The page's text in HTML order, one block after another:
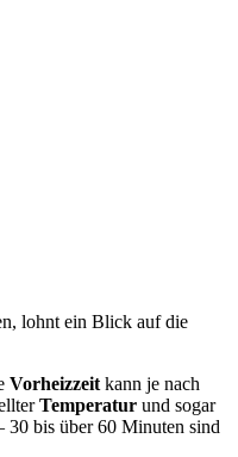
lohnt ein Blick auf die
Vorheizzeit kann je nach
Temperatur und sogar
30 bis über 60 Minuten sind